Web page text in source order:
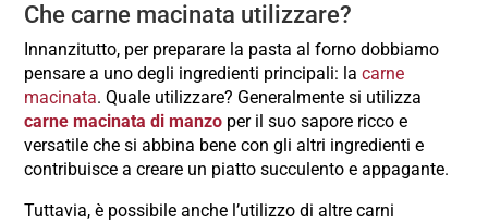
Che carne macinata utilizzare?
Innanzitutto, per preparare la pasta al forno dobbiamo
pensare a uno degli ingredienti principali: lacarne
macinata. Quale utilizzare? Generalmente si utilizza
carne macinata di manzo per il suo sapore ricco e
versatile che si abbina bene con gli altri ingredienti e
contribuisce a creare un piatto succulento e appagante.
Tuttavia, è possibile anche l’utilizzo di altre carni